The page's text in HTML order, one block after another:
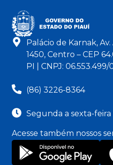
Palácio de Karnak,
1450, Centro – CEP
PI | CNPJ: 06.553.499/
(86) 3226-8364
Segunda a sexta-feira
Acesse também nossos